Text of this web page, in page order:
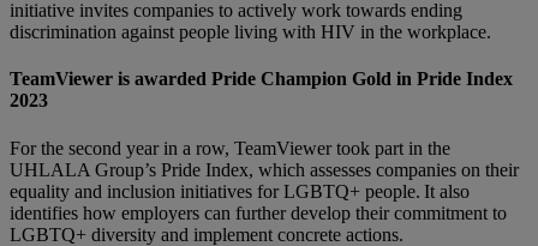
initiative invites companies to actively work towards ending
discrimination against people living with HIV in the workplace.
TeamViewer is awarded Pride Champion Gold in Pride Index
2023
For the second year in a row, TeamViewer took part in the
UHLALA Group’s Pride Index, which assesses companies on their
equality and inclusion initiatives for LGBTQ+ people. It also
identifies how employers can further develop their commitment to
LGBTQ+ diversity and implement concrete actions.